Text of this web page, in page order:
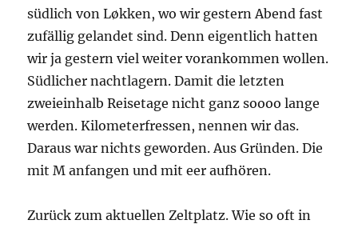
südlich von Løkken, wo wir gestern Abend fast
zufällig gelandet sind. Denn eigentlich hatten
wir ja gestern viel weiter vorankommen wollen.
Südlicher nachtlagern. Damit die letzten
zweieinhalb Reisetage nicht ganz soooo lange
werden. Kilometerfressen, nennen wir das.
Daraus war nichts geworden. Aus Gründen. Die
mit M anfangen und mit eer aufhören.
Zurück zum aktuellen Zeltplatz. Wie so oft in